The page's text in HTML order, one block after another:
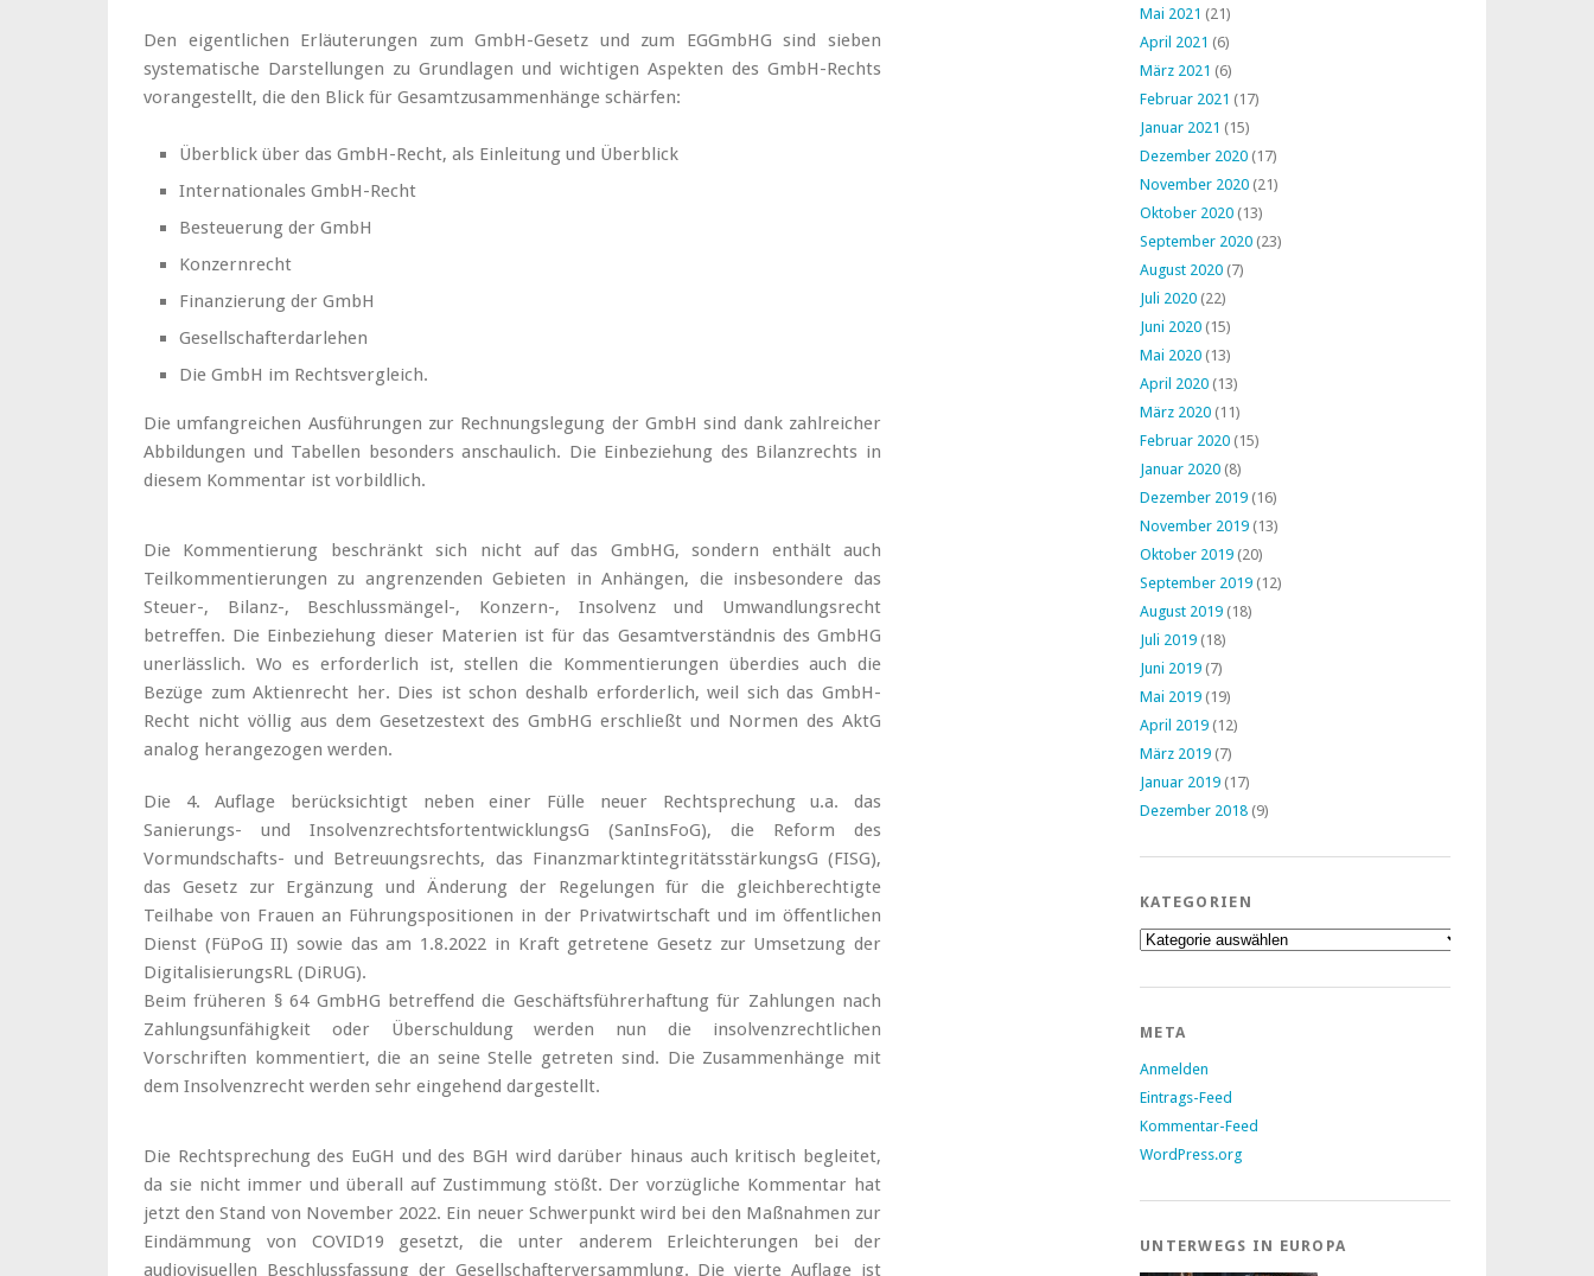
Den eigentlichen Erläuterungen zum GmbH-Gesetz und zum EGGmbHG sind sieben
systematische Darstellungen zu Grundlagen und wichtigen Aspekten des GmbH-Rechts
vorangestellt, die den Blick für Gesamtzusammenhänge schärfen:
Überblick über das GmbH-Recht, als Einleitung und Überblick
Internationales GmbH-Recht
Besteuerung der GmbH
Konzernrecht
Finanzierung der GmbH
Gesellschafterdarlehen
Die GmbH im Rechtsvergleich.
Die umfangreichen Ausführungen zur Rechnungslegung der GmbH sind dank zahlreicher
Abbildungen und Tabellen besonders anschaulich. Die Einbeziehung des Bilanzrechts in
diesem Kommentar ist vorbildlich.
Die Kommentierung beschränkt sich nicht auf das GmbHG, sondern enthält auch
Teilkommentierungen zu angrenzenden Gebieten in Anhängen, die insbesondere das
Steuer-, Bilanz-, Beschlussmängel-, Konzern-, Insolvenz und Umwandlungsrecht
betreffen. Die Einbeziehung dieser Materien ist für das Gesamtverständnis des GmbHG
unerlässlich. Wo es erforderlich ist, stellen die Kommentierungen überdies auch die
Bezüge zum Aktienrecht her. Dies ist schon deshalb erforderlich, weil sich das GmbH-
Recht nicht völlig aus dem Gesetzestext des GmbHG erschließt und Normen des AktG
analog herangezogen werden.
Die 4. Auflage berücksichtigt neben einer Fülle neuer Rechtsprechung u.a. das
Sanierungs- und InsolvenzrechtsfortentwicklungsG (SanInsFoG), die Reform des
Vormundschafts- und Betreuungsrechts, das FinanzmarktintegritätsstärkungsG (FISG),
das Gesetz zur Ergänzung und Änderung der Regelungen für die gleichberechtigte
Teilhabe von Frauen an Führungspositionen in der Privatwirtschaft und im öffentlichen
Dienst (FüPoG II) sowie das am 1.8.2022 in Kraft getretene Gesetz zur Umsetzung der
DigitalisierungsRL (DiRUG).
Beim früheren § 64 GmbHG betreffend die Geschäftsführerhaftung für Zahlungen nach
Zahlungsunfähigkeit oder Überschuldung werden nun die insolvenzrechtlichen
Vorschriften kommentiert, die an seine Stelle getreten sind. Die Zusammenhänge mit
dem Insolvenzrecht werden sehr eingehend dargestellt.
Die Rechtsprechung des EuGH und des BGH wird darüber hinaus auch kritisch begleitet,
da sie nicht immer und überall auf Zustimmung stößt. Der vorzügliche Kommentar hat
jetzt den Stand von November 2022. Ein neuer Schwerpunkt wird bei den Maßnahmen zur
Eindämmung von COVID19 gesetzt, die unter anderem Erleichterungen bei der
audiovisuellen Beschlussfassung der Gesellschafterversammlung. Die vierte Auflage ist
Mai 2021 (21)
April 2021 (6)
März 2021 (6)
Februar 2021 (17)
Januar 2021 (15)
Dezember 2020 (17)
November 2020 (21)
Oktober 2020 (13)
September 2020 (23)
August 2020 (7)
Juli 2020 (22)
Juni 2020 (15)
Mai 2020 (13)
April 2020 (13)
März 2020 (11)
Februar 2020 (15)
Januar 2020 (8)
Dezember 2019 (16)
November 2019 (13)
Oktober 2019 (20)
September 2019 (12)
August 2019 (18)
Juli 2019 (18)
Juni 2019 (7)
Mai 2019 (19)
April 2019 (12)
März 2019 (7)
Januar 2019 (17)
Dezember 2018 (9)
KATEGORIEN
Kategorien
META
Anmelden
Eintrags-Feed
Kommentar-Feed
WordPress.org
UNTERWEGS IN EUROPA